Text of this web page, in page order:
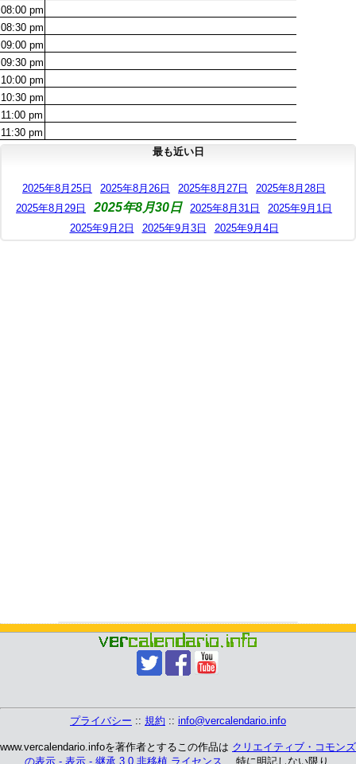
08:00 pm
08:30 pm
09:00 pm
09:30 pm
10:00 pm
10:30 pm
11:00 pm
11:30 pm
最も近い日
2025年8月25日 2025年8月26日 2025年8月27日
2025年8月28日
2025年8月29日
2025年8月30日 2025年8月31日
2025年9月1日
2025年9月2日
2025年9月3日 2025年9月4日
プライバシー :: 規約 :: info@vercalendario.info
www.vercalendario.infoを著作者とするこの作品は クリエイティブ・コモンズ
の表示 - 表示 - 継承 3.0 非移植 ライセンス 、 特に明記しない限り.